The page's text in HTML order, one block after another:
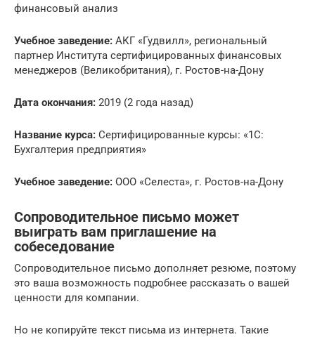
финансовый анализ
Учебное заведение: АКГ «Гудвилл», региональный
партнер Института сертифицированных финансовых
менеджеров (Великобритания), г. Ростов-на-Дону
Дата окончания: 2019 (2 года назад)
Название курса: Сертифицированные курсы: «1С:
Бухгалтерия предприятия»
Учебное заведение: ООО «Селеста», г. Ростов-на-Дону
Сопроводительное письмо может
выиграть вам приглашение на
собеседование
Сопроводительное письмо дополняет резюме, поэтому
это ваша возможность подробнее рассказать о вашей
ценности для компании.
Но не копируйте текст письма из интернета. Такие